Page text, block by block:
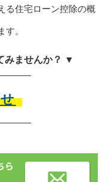
る住宅ローン控除の概
。
みませんか？ ▼